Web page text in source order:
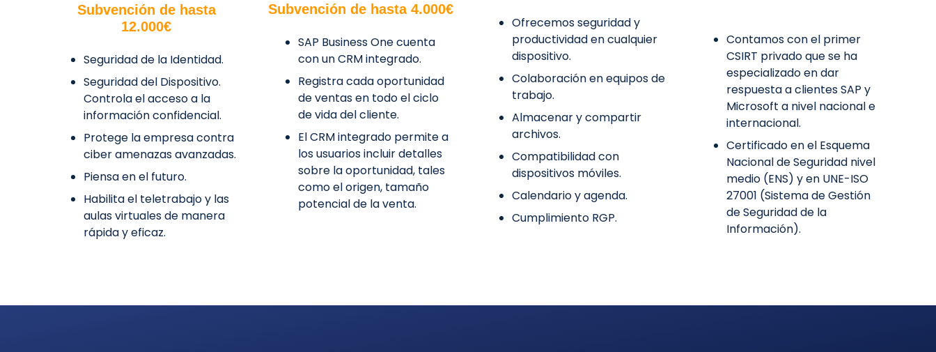
Subvención de hasta
12.000€
Seguridad de la Identidad.
Seguridad del Dispositivo.
Controla el acceso a la
información confidencial.
Protege la empresa contra
ciber amenazas avanzadas.
Piensa en el futuro.
Habilita el teletrabajo y las
aulas virtuales de manera
rápida y eficaz.
Subvención de hasta 4.000€
SAP Business One cuenta
con un CRM integrado.
Registra cada oportunidad
de ventas en todo el ciclo
de vida del cliente.
El CRM integrado permite a
los usuarios incluir detalles
sobre la oportunidad, tales
como el origen, tamaño
potencial de la venta.
Ofrecemos seguridad y
productividad en cualquier
dispositivo.
Colaboración en equipos de
trabajo.
Almacenar y compartir
archivos.
Compatibilidad con
dispositivos móviles.
Calendario y agenda.
Cumplimiento RGP.
Contamos con el primer
CSIRT privado que se ha
especializado en dar
respuesta a clientes SAP y
Microsoft a nivel nacional e
internacional.
Certificado en el Esquema
Nacional de Seguridad nivel
medio (ENS) y en UNE-ISO
27001 (Sistema de Gestión
de Seguridad de la
Información).